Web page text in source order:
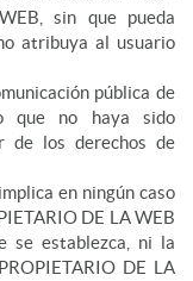
sin que pueda
atribuya al usuario
pública de
que no haya sido
de los derechos de
en ningún caso
DE LA WEB
se establezca, ni la
DE LA